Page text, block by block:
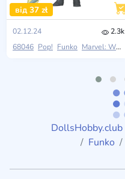
від 37 zł
02.12.24
2.3k
68046 Pop! Funko Marvel: What If...?
DollsHobby.club
Funko